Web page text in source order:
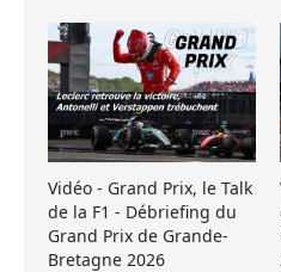
Vidéo - Grand Prix, le Talk
de la F1 - Débriefing du
Grand Prix de Grande-
Bretagne 2026